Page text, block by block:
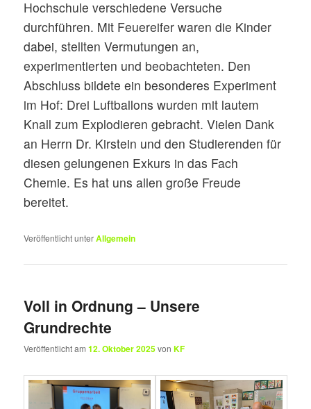
Hochschule verschiedene Versuche
durchführen. Mit Feuereifer waren die Kinder
dabei, stellten Vermutungen an,
experimentierten und beobachteten. Den
Abschluss bildete ein besonderes Experiment
im Hof: Drei Luftballons wurden mit lautem
Knall zum Explodieren gebracht. Vielen Dank
an Herrn Dr. Kirstein und den Studierenden für
diesen gelungenen Exkurs in das Fach
Chemie. Es hat uns allen große Freude
bereitet.
Veröffentlicht unterAllgemein
Voll in Ordnung – Unsere
Grundrechte
Veröffentlicht am12. Oktober 2025vonKF